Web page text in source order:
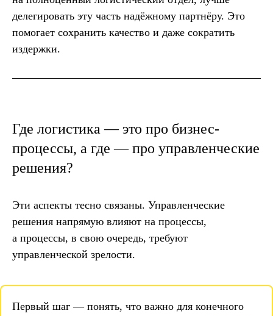
делегировать эту часть надёжному партнёру. Это
помогает сохранить качество и даже сократить
издержки.
Где логистика — это про бизнес-
процессы, а где — про управленческие
решения?
Эти аспекты тесно связаны. Управленческие
решения напрямую влияют на процессы,
а процессы, в свою очередь, требуют
управленческой зрелости.
Первый шаг — понять, что важно для конечного